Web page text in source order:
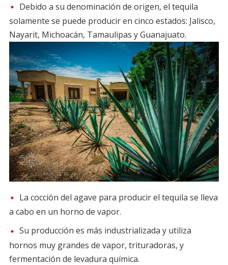
Debido a su denominación de origen, el tequila
solamente se puede producir en cinco estados: Jalisco,
Nayarit, Michoacán, Tamaulipas y Guanajuato.
La cocción del agave para producir el tequila se lleva
a cabo en un horno de vapor.
Su producción es más industrializada y utiliza
hornos muy grandes de vapor, trituradoras, y
fermentación de levadura química.